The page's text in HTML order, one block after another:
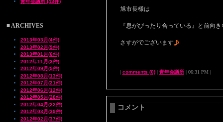
青年会議所 (43件)
■ ARCHIVES
2013年03月(4件)
2013年02月(9件)
2013年01月(6件)
2012年11月(3件)
2012年09月(5件)
2012年08月(13件)
2012年07月(21件)
2012年06月(12件)
2012年05月(28件)
2012年04月(22件)
2012年03月(39件)
2012年02月(37件)
旭市長様は
『息がぴったり合っている』と前向
さすがでございます
| comments (0)| 青年会議所| 06:31 PM |
コメント